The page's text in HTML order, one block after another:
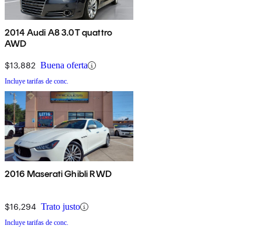
2014 Audi A8 3.0T quattro
AWD
$13,882 Buena oferta
Incluye tarifas de conc.
2016 Maserati Ghibli RWD
$16,294 Trato justo
Incluye tarifas de conc.